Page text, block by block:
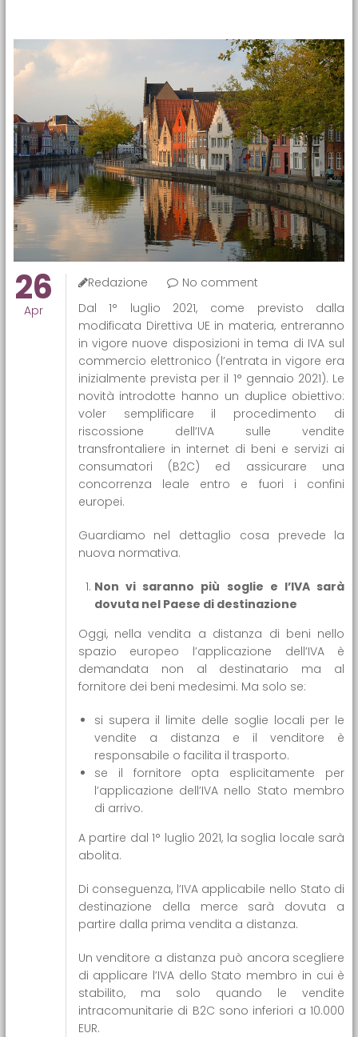
26
Apr
Redazione
No comment
Dal 1° luglio 2021, come previsto dalla
modificata Direttiva UE in materia, entreranno
in vigore nuove disposizioni in tema di IVA sul
commercio elettronico (l’entrata in vigore era
inizialmente prevista per il 1° gennaio 2021). Le
novità introdotte hanno un duplice obiettivo:
voler semplificare il procedimento di
riscossione dell’IVA sulle vendite
transfrontaliere in internet di beni e servizi ai
consumatori (B2C) ed assicurare una
concorrenza leale entro e fuori i confini
europei.
Guardiamo nel dettaglio cosa prevede la
nuova normativa.
Non vi saranno più soglie e l’IVA sarà
dovuta nel Paese di destinazione
Oggi, nella vendita a distanza di beni nello
spazio europeo l’applicazione dell’IVA è
demandata non al destinatario ma al
fornitore dei beni medesimi. Ma solo se:
si supera il limite delle soglie locali per le
vendite a distanza e il venditore è
responsabile o facilita il trasporto.
se il fornitore opta esplicitamente per
l’applicazione dell’IVA nello Stato membro
di arrivo.
A partire dal 1° luglio 2021, la soglia locale sarà
abolita.
Di conseguenza, l’IVA applicabile nello Stato di
destinazione della merce sarà dovuta a
partire dalla prima vendita a distanza.
Un venditore a distanza può ancora scegliere
di applicare l’IVA dello Stato membro in cui è
stabilito, ma solo quando le vendite
intracomunitarie di B2C sono inferiori a 10.000
EUR.